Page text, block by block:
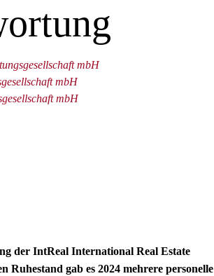
mbH
mbH
mbH
der IntReal International Real Estate
Ruhestand gab es 2024 mehrere personelle